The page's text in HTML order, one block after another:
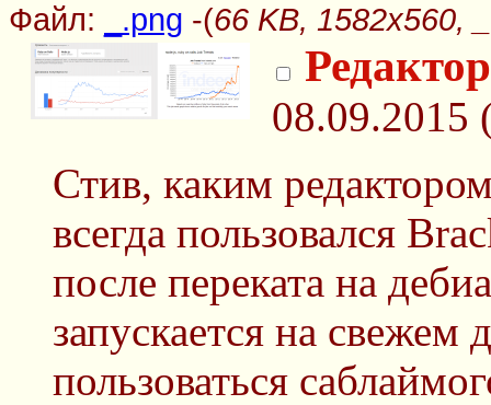
Файл: _.png -(66 KB, 1582x560,
08.09.2015
Стив, каким
всегда пользовался
после переката на
запускается на
пользоваться